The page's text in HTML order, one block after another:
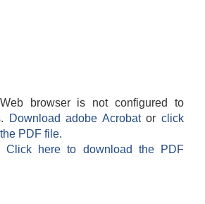
browser is not configured to
Download adobe Acrobatorclick
PDF file.
Click here to download the PDF